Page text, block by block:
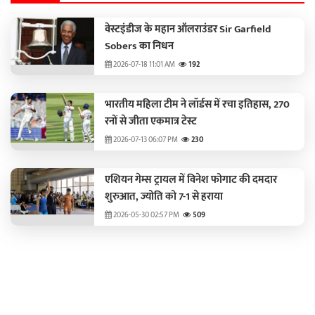
वेस्टइंडीज के महान ऑलराउंडर Sir Garfield
Sobers का निधन
2026-07-18 11:01 AM 192
भारतीय महिला टीम ने लॉर्डस में रचा इतिहास, 270
रनों से जीता एकमात्र टेस्ट
2026-07-13 06:07 PM 230
एशियन गेम्स ट्रायल में विनेश फोगाट की दमदार
शुरुआत, ज्योति को 7-1 से हराया
2026-05-30 02:57 PM 509